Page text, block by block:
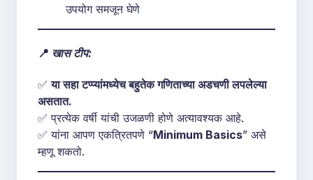
उपयोग समजून घेणे
📍 खास टीप:
✅या सहा टप्प्यांमध्येच बहुतेक गणिताच्या अडचणी लपलेल्या
असतात.
✅ प्रत्येक वर्षी यांची उजळणी होणे अत्यावश्यक आहे.
✅ यांना आपण एकत्रितपणे “Minimum Basics” असे
म्हणू शकतो.